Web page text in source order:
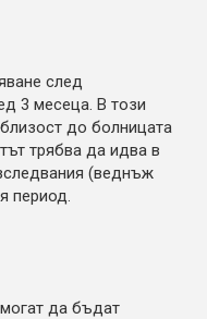
след
3 месеца. В този
до болницата
трябва да идва в
(веднъж
период.
да бъдат